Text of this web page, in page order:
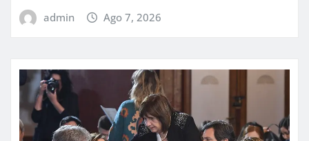
admin Ago 7, 2026